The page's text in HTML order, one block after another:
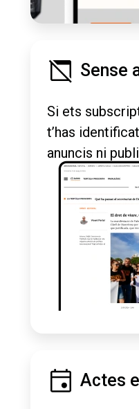
Sense
Si ets
t’has
anuncis ni
Actes